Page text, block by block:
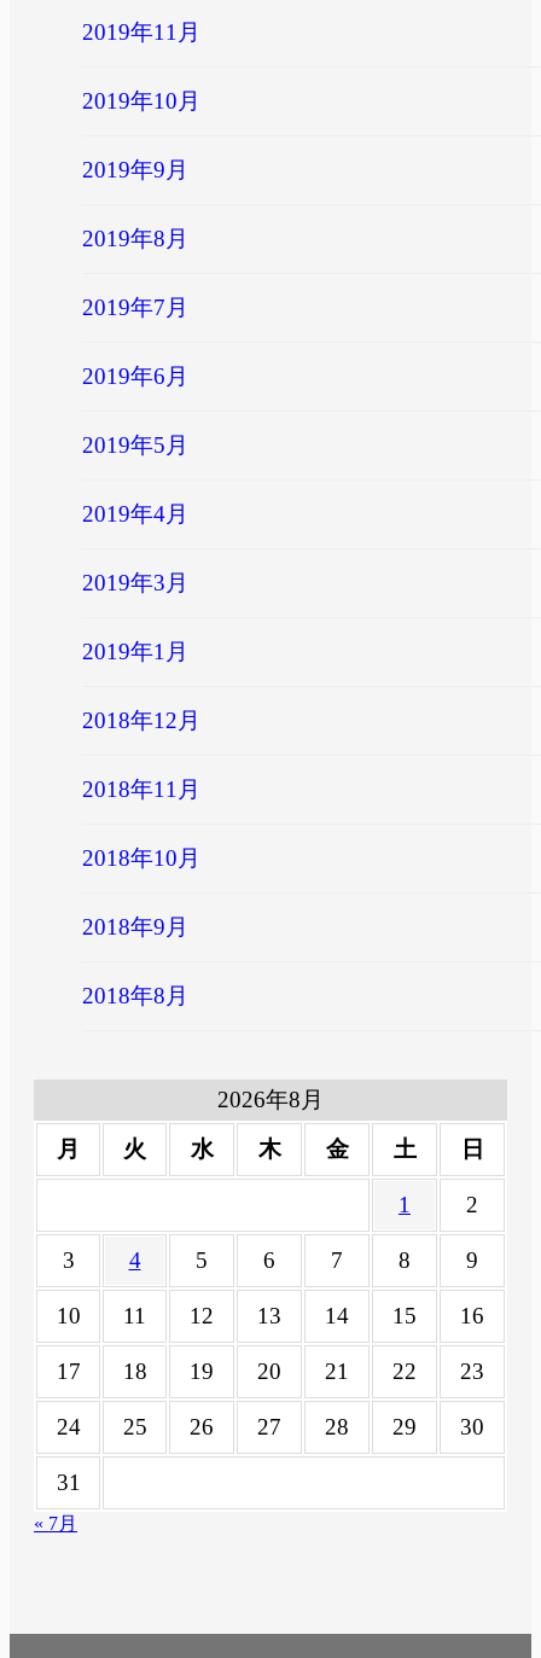
2019年11月
2019年10月
2019年9月
2019年8月
2019年7月
2019年6月
2019年5月
2019年4月
2019年3月
2019年1月
2018年12月
2018年11月
2018年10月
2018年9月
2018年8月
2026年8月
月
火 水 木 金 土 日
1 2
3 4 5 6 7 8 9
10 11 12 13 14 15 16
17 18 19 20 21 22 23
24 25 26 27 28 29 30
31
« 7月